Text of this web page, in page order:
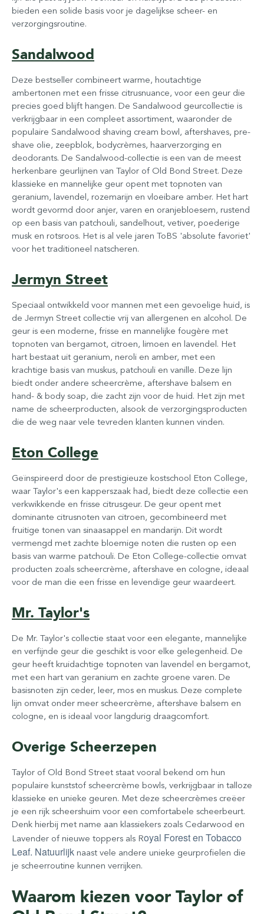
bieden een solide basis voor je dagelijkse scheer- en
verzorgingsroutine.
Sandalwood
Deze bestseller combineert warme, houtachtige
ambertonen met een frisse citrusnuance, voor een geur die
precies goed blijft hangen. De Sandalwood geurcollectie is
verkrijgbaar in een compleet assortiment, waaronder de
populaire Sandalwood shaving cream bowl, aftershaves, pre-
shave olie, zeepblok, bodycrèmes, haarverzorging en
deodorants. De Sandalwood-collectie is een van de meest
herkenbare geurlijnen van Taylor of Old Bond Street. Deze
klassieke en mannelijke geur opent met topnoten van
geranium, lavendel, rozemarijn en vloeibare amber. Het hart
wordt gevormd door anjer, varen en oranjebloesem, rustend
op een basis van patchouli, sandelhout, vetiver, poederige
musk en rotsroos. Het is al vele jaren ToBS 'absolute favoriet'
voor het traditioneel natscheren.
Jermyn Street
Speciaal ontwikkeld voor mannen met een gevoelige huid, is
de Jermyn Street collectie vrij van allergenen en alcohol. De
geur is een moderne, frisse en mannelijke fougère met
topnoten van bergamot, citroen, limoen en lavendel. Het
hart bestaat uit geranium, neroli en amber, met een
krachtige basis van muskus, patchouli en vanille. Deze lijn
biedt onder andere scheercrème, aftershave balsem en
hand- & body soap, die zacht zijn voor de huid. Het zijn met
name de scheerproducten, alsook de verzorgingsproducten
die de weg naar vele tevreden klanten kunnen vinden.
Eton College
Geïnspireerd door de prestigieuze kostschool Eton College,
waar Taylor's een kapperszaak had, biedt deze collectie een
verkwikkende en frisse citrusgeur. De geur opent met
dominante citrusnoten van citroen, gecombineerd met
fruitige tonen van sinaasappel en mandarijn. Dit wordt
vermengd met zachte bloemige noten die rusten op een
basis van warme patchouli. De Eton College-collectie omvat
producten zoals scheercrème, aftershave en cologne, ideaal
voor de man die een frisse en levendige geur waardeert.
Mr. Taylor's
De Mr. Taylor's collectie staat voor een elegante, mannelijke
en verfijnde geur die geschikt is voor elke gelegenheid. De
geur heeft kruidachtige topnoten van lavendel en bergamot,
met een hart van geranium en zachte groene varen. De
basisnoten zijn ceder, leer, mos en muskus. Deze complete
lijn omvat onder meer scheercrème, aftershave balsem en
cologne, en is ideaal voor langdurig draagcomfort.
Overige Scheerzepen
Taylor of Old Bond Street staat vooral bekend om hun
populaire kunststof scheercrème bowls, verkrijgbaar in talloze
klassieke en unieke geuren. Met deze scheercrèmes creëer
je een rijk scheershuim voor een comfortabele scheerbeurt.
Denk hierbij met name aan klassiekers zoals Cedarwood en
Lavender of nieuwe toppers als Royal Forest en Tobacco
Leaf. Natuurlijk naast vele andere unieke geurprofielen die
je scheerroutine kunnen verrijken.
Waarom kiezen voor Taylor of